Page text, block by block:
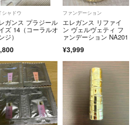
シャドウ
ガンス プラジール
ズ 14（コーラルオ
ジ）
ファンデーション
エレガンス リファイ
ン ヴェルヴェティ フ
ァンデーション NA201
¥3,999